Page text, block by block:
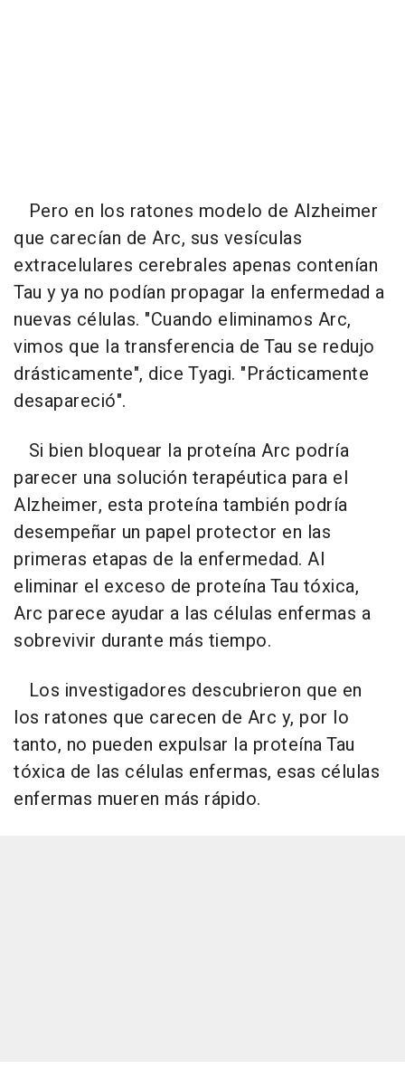
Pero en los ratones modelo de Alzheimer
que carecían de Arc, sus vesículas
extracelulares cerebrales apenas contenían
Tau y ya no podían propagar la enfermedad a
nuevas células. "Cuando eliminamos Arc,
vimos que la transferencia de Tau se redujo
drásticamente", dice Tyagi. "Prácticamente
desapareció".
Si bien bloquear la proteína Arc podría
parecer una solución terapéutica para el
Alzheimer, esta proteína también podría
desempeñar un papel protector en las
primeras etapas de la enfermedad. Al
eliminar el exceso de proteína Tau tóxica,
Arc parece ayudar a las células enfermas a
sobrevivir durante más tiempo.
Los investigadores descubrieron que en
los ratones que carecen de Arc y, por lo
tanto, no pueden expulsar la proteína Tau
tóxica de las células enfermas, esas células
enfermas mueren más rápido.